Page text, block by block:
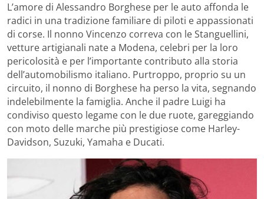
L’amore di Alessandro Borghese per le auto affonda le
radici in una tradizione familiare di piloti e appassionati
di corse. Il nonno Vincenzo correva con le Stanguellini,
vetture artigianali nate a Modena, celebri per la loro
pericolosità e per l’importante contributo alla storia
dell’automobilismo italiano. Purtroppo, proprio su un
circuito, il nonno di Borghese ha perso la vita, segnando
indelebilmente la famiglia. Anche il padre Luigi ha
condiviso questo legame con le due ruote, gareggiando
con moto delle marche più prestigiose come Harley-
Davidson, Suzuki, Yamaha e Ducati.